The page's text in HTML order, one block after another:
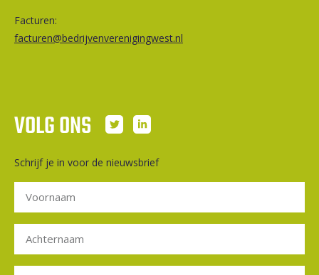
Facturen:
facturen@bedrijvenverenigingwest.nl
VOLG ONS
Schrijf je in voor de nieuwsbrief